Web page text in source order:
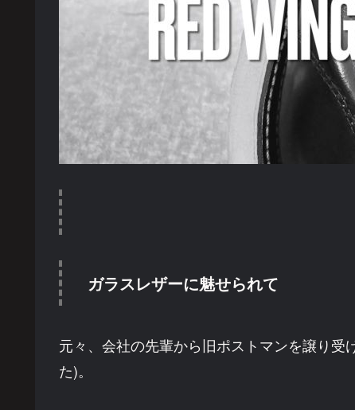
ガラスレザーに魅せられて
元々、会社の先輩から旧ポストマンを譲り
た)。